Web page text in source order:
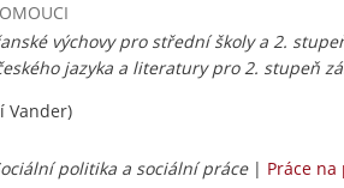
výchovy pro střední školy a 2.
jazyka a literatury pro 2. stupeň
Vander)
politika a sociální práce| Práce